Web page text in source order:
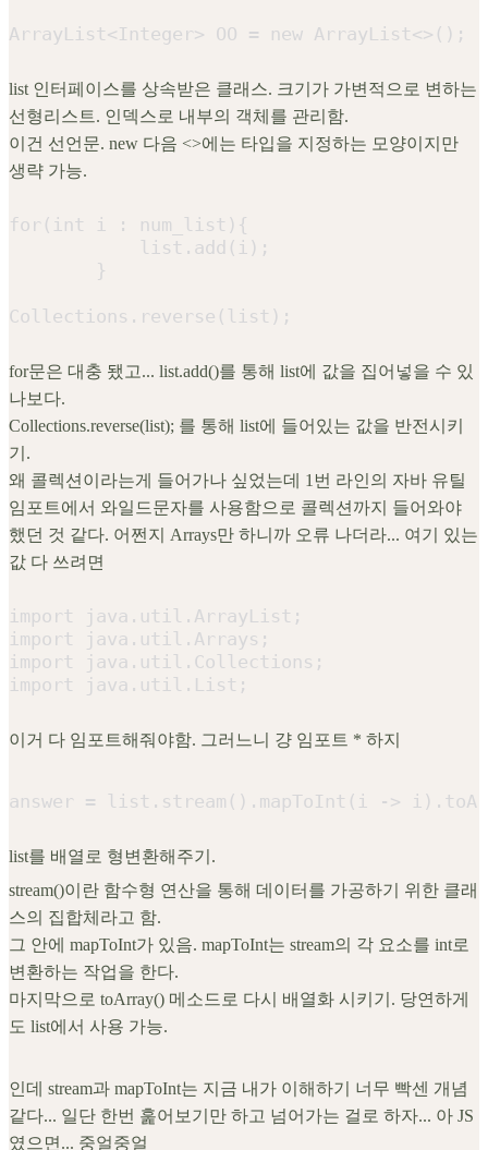
ArrayList<Integer> OO = new ArrayList<>();
list 인터페이스를 상속받은 클래스. 크기가 가변적으로 변하는
선형리스트. 인덱스로 내부의 객체를 관리함.
이건 선언문. new 다음 <>에는 타입을 지정하는 모양이지만
생략 가능.
for(int i : num_list){
            list.add(i);
        }
Collections.reverse(list);
for문은 대충 됐고... list.add()를 통해 list에 값을 집어넣을 수 있
나보다.
Collections.reverse(list); 를 통해 list에 들어있는 값을 반전시키
기.
왜 콜렉션이라는게 들어가나 싶었는데 1번 라인의 자바 유틸
임포트에서 와일드문자를 사용함으로 콜렉션까지 들어와야
했던 것 같다. 어쩐지 Arrays만 하니까 오류 나더라... 여기 있는
값 다 쓰려면
import java.util.ArrayList;
import java.util.Arrays;
import java.util.Collections;
import java.util.List;
이거 다 임포트해줘야함. 그러느니 걍 임포트 * 하지
answer = list.stream().mapToInt(i ->
list를 배열로 형변환해주기.
stream()이란 함수형 연산을 통해 데이터를 가공하기 위한 클래
스의 집합체라고 함.
그 안에 mapToInt가 있음. mapToInt는 stream의 각 요소를 int로
변환하는 작업을 한다.
마지막으로 toArray() 메소드로 다시 배열화 시키기. 당연하게
도 list에서 사용 가능.
인데 stream과 mapToInt는 지금 내가 이해하기 너무 빡센 개념
같다... 일단 한번 훑어보기만 하고 넘어가는 걸로 하자... 아 JS
였으면... 중얼중얼